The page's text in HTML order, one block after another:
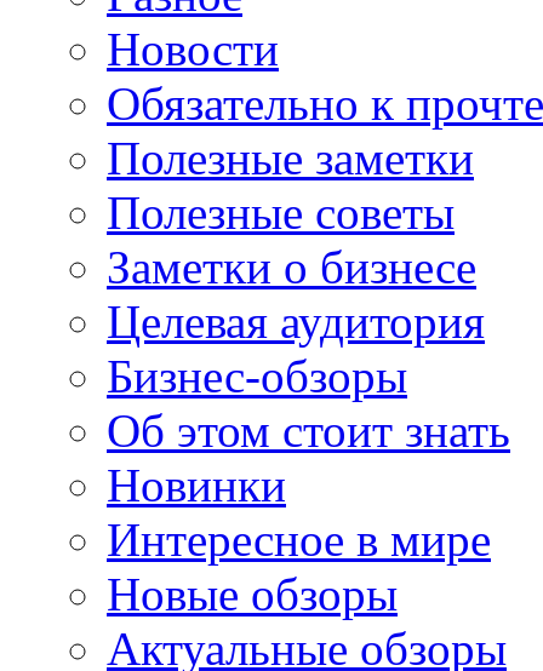
Новости
Обязательно к
Полезные заметки
Полезные советы
Заметки о бизнесе
Целевая аудитория
Бизнес-обзоры
Об этом стоит знать
Новинки
Интересное в мире
Новые обзоры
Актуальные обзоры